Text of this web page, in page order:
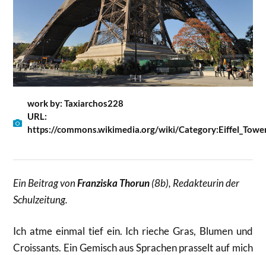
work by: Taxiarchos228
URL:
https://commons.wikimedia.org/wiki/
Ein Beitrag vonFranziska Thorun(8b), Redakteurin der
Schulzeitung.
Ich atme einmal tief ein. Ich rieche Gras, Blumen und
Croissants. Ein Gemisch aus Sprachen prasselt auf mich